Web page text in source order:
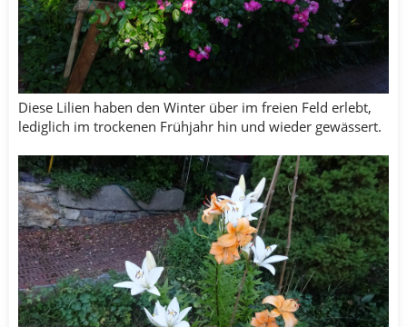
Diese Lilien haben den Winter über im freien Feld erlebt,
lediglich im trockenen Frühjahr hin und wieder gewässert.